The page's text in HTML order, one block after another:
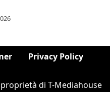
Privacy Policy
di T-Mediahouse